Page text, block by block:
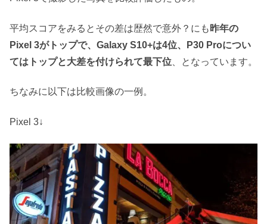
平均スコアをみるとその差は歴然で意外？にも 昨年の
Pixel 3がトップで、Galaxy S10+は4位、P30 Proについ
てはトップと大差を付けられて最下位 、となっています。
ちなみに以下は比較画像の一例。
Pixel 3↓